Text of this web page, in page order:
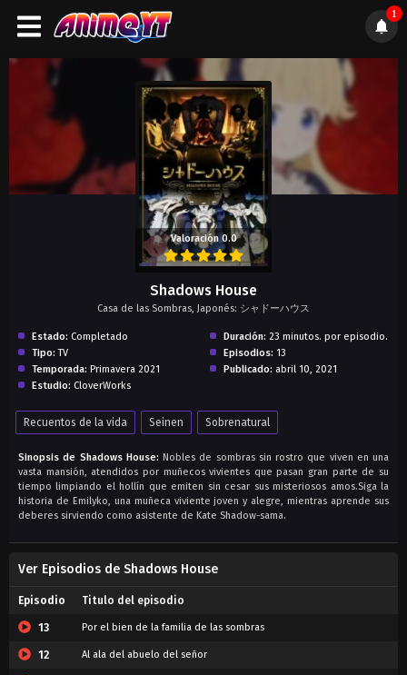
1
Valoración 0.0
Shadows House
Casa de las Sombras, Japonés: シャドーハウス
Estado: Completado
Tipo: TV
Temporada: Primavera 2021
Estudio: CloverWorks
Duración: 23 minutos. por episodio.
Episodios: 13
Publicado: abril 10, 2021
Recuentos de la vida Seinen Sobrenatural
Sinopsis de Shadows House: Nobles de sombras sin rostro que viven en una
vasta mansión, atendidos por muñecos vivientes que pasan gran parte de su
tiempo limpiando el hollín que emiten sin cesar sus misteriosos amos.Siga la
historia de Emilyko, una muñeca viviente joven y alegre, mientras aprende sus
deberes sirviendo como asistente de Kate Shadow-sama.
Ver Episodios de Shadows House
Episodio Titulo del episodio
13 Por el bien de la familia de las sombras
12 Al ala del abuelo del señor